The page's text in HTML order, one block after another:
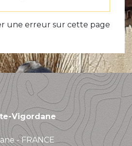
une erreur sur cette page
Vigordane
- FRANCE